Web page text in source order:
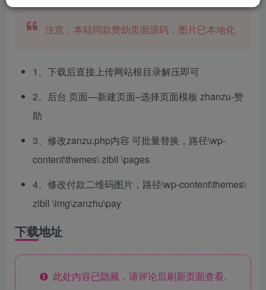
注意：本站同款赞助页面源码，图片已本地化
1、下载后直接上传网站根目录解压即可
2、后台 页面—新建页面–选择页面模板 zhanzu-赞
助
3、修改zanzu.php内容 可批量替换，路径\wp-
content\themes\ zibll \pages
4、修改付款二维码图片，路径\wp-content\themes\
zibll \img\zanzhu\pay
下载地址
此处内容已隐藏，请评论后刷新页面查看.